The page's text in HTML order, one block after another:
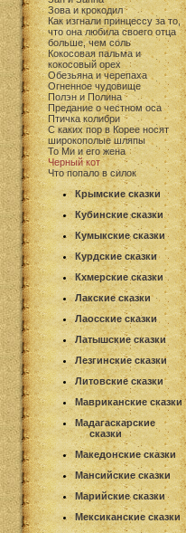
Зова и крокодил
Как изгнали принцессу за то,
что она любила своего отца
больше, чем соль
Кокосовая пальма и
кокосовый орех
Обезьяна и черепаха
Огненное чудовище
Полэн и Полина
Предание о честном оса
Птичка колибри
С каких пор в Корее носят
широкополые шляпы
То Ми и его жена
Черный кот
Что попало в силок
Крымские сказки
Кубинские сказки
Кумыкские сказки
Курдские сказки
Кхмерские сказки
Лакские сказки
Лаосские сказки
Латышские сказки
Лезгинские сказки
Литовские сказки
Мавриканские сказки
Мадагаскарские
сказки
Македонские сказки
Мансийские сказки
Марийские сказки
Мексиканские сказки